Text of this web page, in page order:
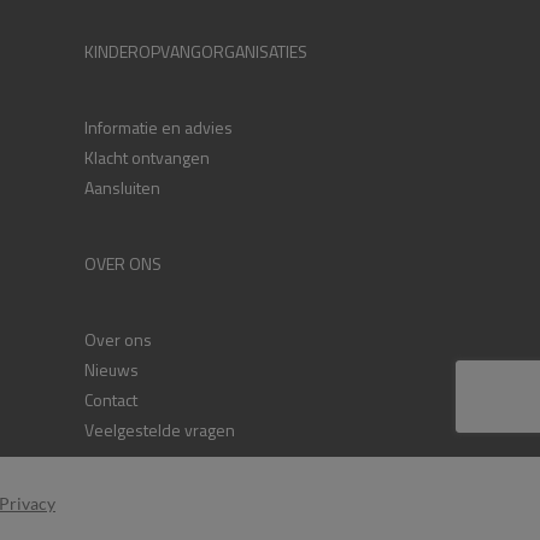
KINDEROPVANGORGANISATIES
Informatie en advies
Klacht ontvangen
Aansluiten
OVER ONS
Over ons
Nieuws
Contact
Veelgestelde vragen
Privacy